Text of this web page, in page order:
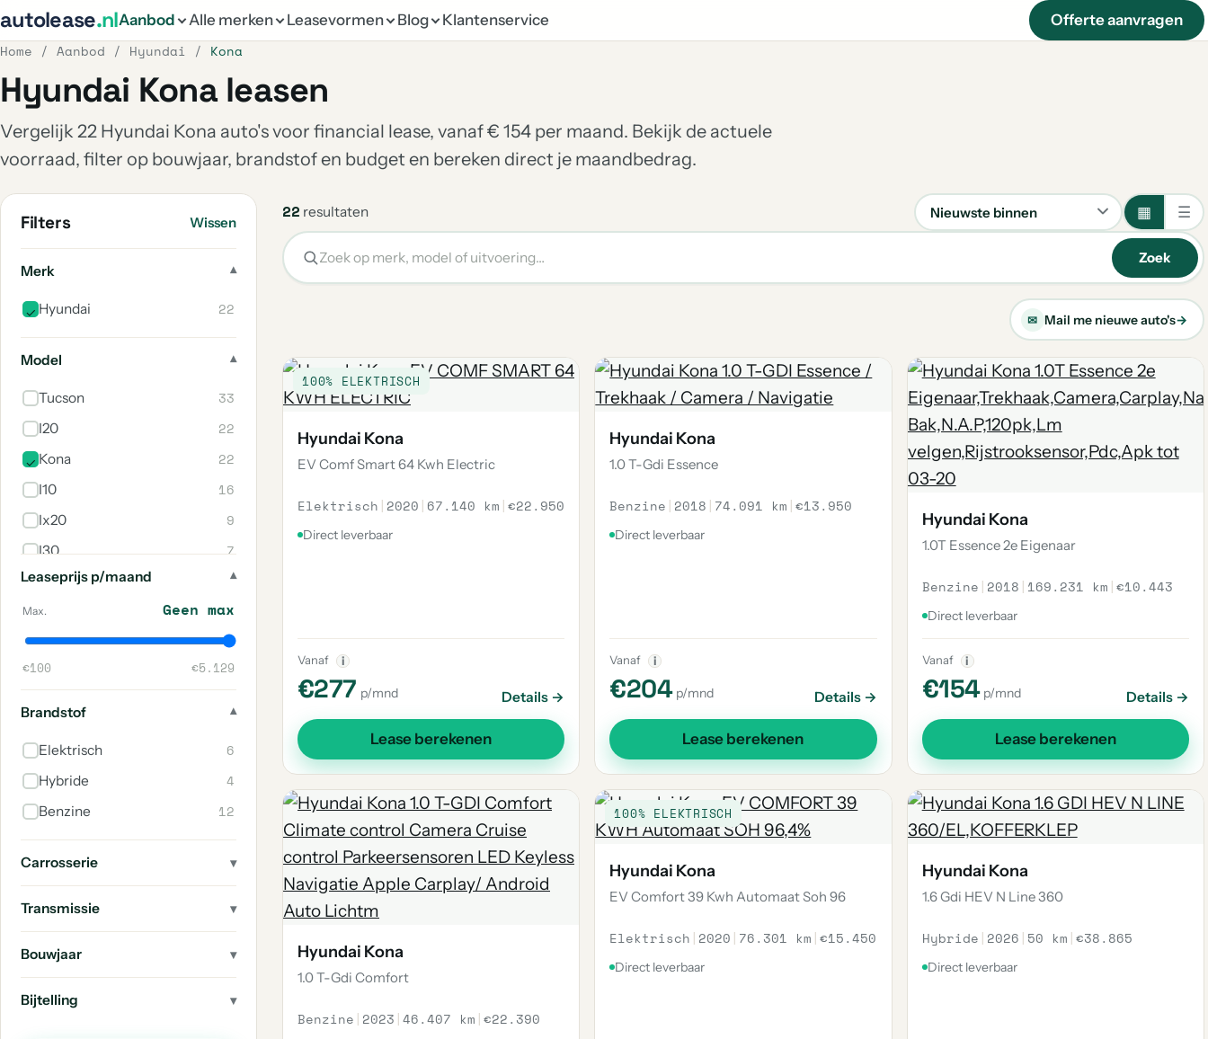
autolease.nlAanbod Alle merken Leasevormen Blog Klantenservice Offerte aanvragen
Home / Aanbod / Hyundai / Kona
Hyundai Kona leasen
Vergelijk 22 Hyundai Kona auto's voor financial lease, vanaf € 154 per maand. Bekijk de actuele
voorraad, filter op bouwjaar, brandstof en budget en bereken direct je maandbedrag.
Filters Wissen
Merk
Hyundai 22
Model
Tucson 33
I20 22
Kona 22
I10 16
Ix20 9
I30 7
Bayon 2
Ioniq 2
Ix35 2
Kona Electric 2
I40 1
Santa Fe
Leaseprijs p/maand
Max. Geen max
€100 €5.129
Brandstof
Elektrisch 6
Hybride 4
Benzine 12
Carrosserie
Transmissie
Bouwjaar
Bijtelling
22 resultaten
Sorteren
▦ ☰
Zoek
✉ Mail me nieuwe auto's→
100% ELEKTRISCH
Hyundai Kona
EV Comf Smart 64 Kwh Electric
Elektrisch | 2020 | 67.140 km |€22.950
Direct leverbaar
Vanaf i
€277 p/mnd Details →
Lease berekenen
Hyundai Kona
1.0 T-Gdi Essence
Benzine | 2018 | 74.091 km |€13.950
Direct leverbaar
Vanaf i
€204 p/mnd Details →
Lease berekenen
Hyundai Kona
1.0T Essence 2e Eigenaar
Benzine | 2018 | 169.231 km |€10.443
Direct leverbaar
Vanaf i
€154 p/mnd Details →
Lease berekenen
Hyundai Kona
1.0 T-Gdi Comfort
Benzine | 2023 |46.407 km |€22.390
100% ELEKTRISCH
Hyundai Kona
EV Comfort 39 Kwh Automaat Soh 96
Elektrisch | 2020 | 76.301 km |€15.450
Direct leverbaar
Hyundai Kona
1.6 Gdi HEV N Line 360
Hybride | 2026 | 50 km |€38.865
Direct leverbaar